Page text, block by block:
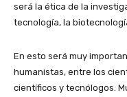
será la ética de la
tecnología, la
En esto será muy
humanistas, entre los
científicos y tecnólogos.